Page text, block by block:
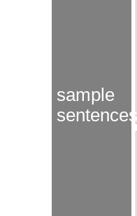
sample
sentences